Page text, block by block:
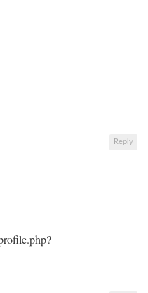
Reply